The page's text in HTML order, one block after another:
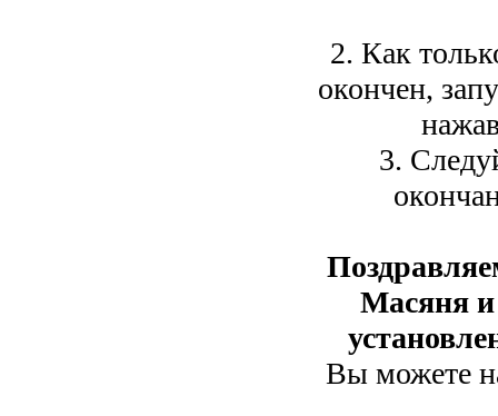
2. Как
окончен,
3.
Масяня
Вы можете